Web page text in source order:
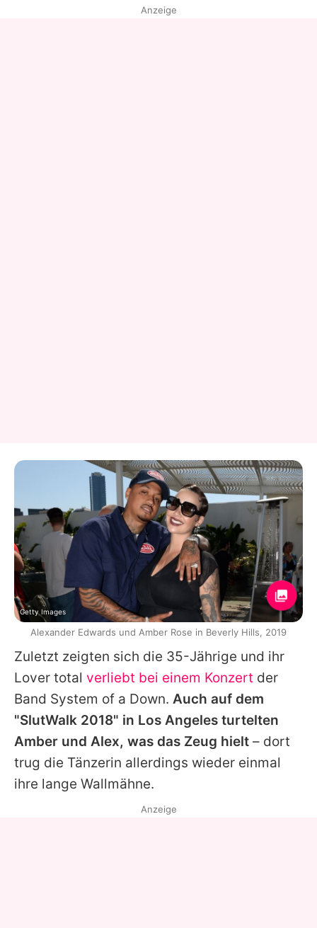
Zuletzt zeigten sich die 35-Jährige und ihr
Lover total verliebt bei einem Konzert der
Band System of a Down. Auch auf dem
"SlutWalk 2018" in Los Angeles turtelten
Amber und Alex, was das Zeug hielt – dort
trug die Tänzerin allerdings wieder einmal
ihre lange Wallmähne.
Anzeige
Getty Images
Alexander Edwards und Amber Rose in Beverly Hills, 2019
Anzeige